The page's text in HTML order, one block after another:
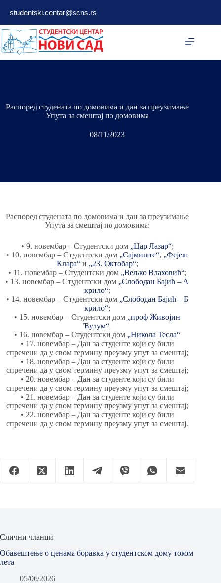
studentski.centar@scns.rs
Распоред студената по домовима и дан за преузимање
Упута за смештај по домовима
08/11/2023
Распоред студената по домовима и дан за преузимање
Упута за смештај по домовима:
• 9. новембар – Студентски дом„Цар Лазар“;
• 10. новембар – Студентски дом „Сајмиште“, „Фејеш
Клара“и „23. Октобар“;
• 11. новембар – Студентски дом „Вељко Влаховић“;
• 13. новембар – Студентски дом „Слободан Бајић – А
крило“;
• 14. новембар – Студентски дом „Слободан Бајић – Б
крило“;
• 15. новембар – Студентски дом „проф Живојин
Ћулум“;
• 16. новембар – Студентски дом „Никола Тесла“
• 17. новембар – Дан за студенте који су били
спречени да у свом термину преузму упут за смештај;
• 18. новембар – Дан за студенте који су били
спречени да у свом термину преузму упут за смештај;
• 20. новембар – Дан за студенте који су били
спречени да у свом термину преузму упут за смештај;
• 21. новембар – Дан за студенте који су били
спречени да у свом термину преузму упут за смештај;
• 22. новембар – Дан за студенте који су били
спречени да у свом термину преузму упут за смештај.
Слични чланци
Обавештење о ценама боравка у студентском дому током
лета
05/06/2026